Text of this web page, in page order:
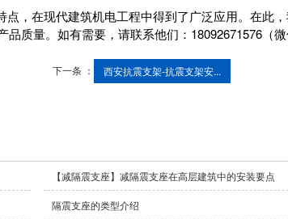
，在现代建筑机电工程中得到了广泛应用。在此
质量。如有需要，请联系他们：18092671576（微
下一条 ： 西安抗震支架-抗震支架安...
【减隔震支座】减隔震支座在高层建筑中的安装要点
隔震支座的类型介绍